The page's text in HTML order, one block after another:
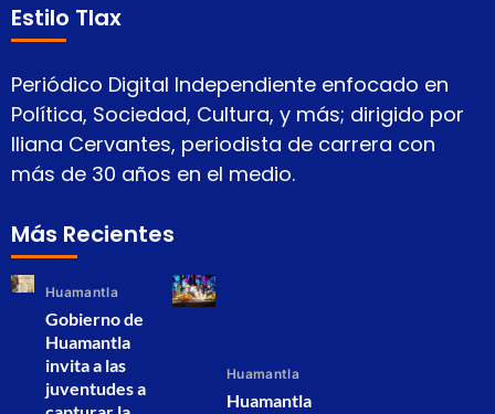
Estilo Tlax
Periódico Digital Independiente enfocado en
Política, Sociedad, Cultura, y más; dirigido por
Iliana Cervantes, periodista de carrera con
más de 30 años en el medio.
Más Recientes
Huamantla
Gobierno de
Huamantla
invita a las
juventudes a
Huamantla
Huamantla